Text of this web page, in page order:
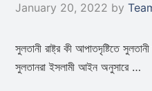
January 20, 2022 by
সুলতানী রাষ্ট্র কী আপাতদৃষ্টিতে
সুলতানরা ইসলামী আইন অনুসারে …